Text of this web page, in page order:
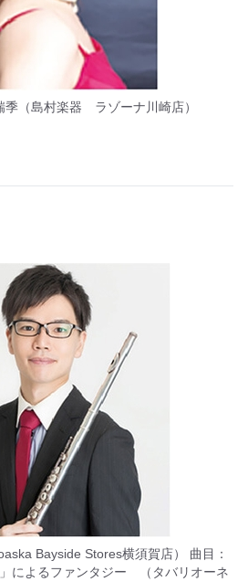
季（島村楽器 ラゾーナ川崎店）
Bayside Stores横須賀店） 曲目：
によるファンタジー （タバリオーネ